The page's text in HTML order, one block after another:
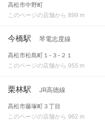
高松市中野町
このページの店舗から 899 m
今橋駅 琴電志度線
高松市松島町１-３-２１
このページの店舗から 955 m
栗林駅 JR高徳線
高松市藤塚町３丁目
このページの店舗から 962 m